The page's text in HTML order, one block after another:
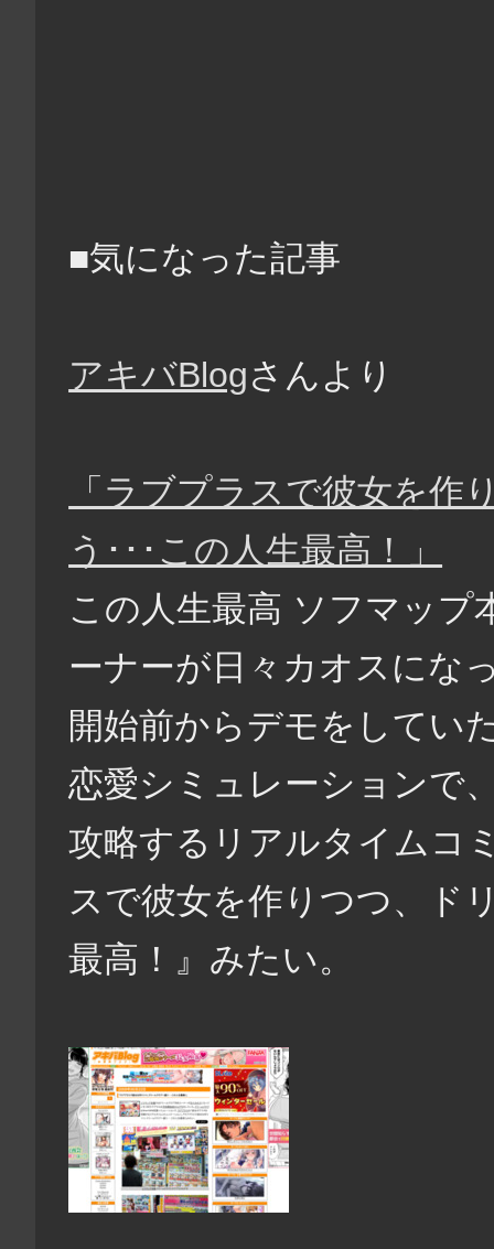
■気になった記事
アキバBlogさんより
「ラブプラスで彼女を作
う･･･この人生最高！」
この人生最高 ソフマップ
ーナーが日々カオスにな
開始前からデモをしてい
恋愛シミュレーションで
攻略するリアルタイムコ
スで彼女を作りつつ、ド
最高！』みたい。